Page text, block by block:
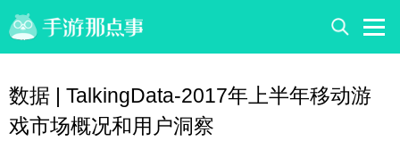
数据 | TalkingData-2017年上半年移动游
戏市场概况和用户洞察